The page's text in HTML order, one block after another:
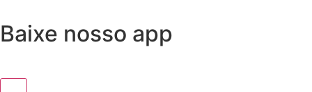
Baixe nosso app